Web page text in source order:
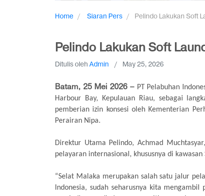
Home Siaran Pers Pelindo Lakukan Soft
Pelindo Lakukan Soft
Ditulis oleh Admin / May 25, 2026
Batam, 25 Mei 2026 – PT Pelabuhan
Harbour Bay, Kepulauan Riau, sebagai
pemberian izin konsesi oleh Kementerian
Perairan Nipa.
Direktur Utama Pelindo, Achmad
pelayaran internasional, khususnya di
“Selat Malaka merupakan salah satu jalur
Indonesia, sudah seharusnya kita